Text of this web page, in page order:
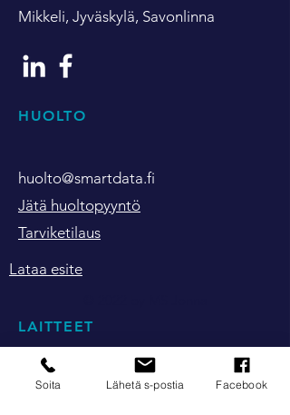
Mikkeli, Jyväskylä, Savonlinna
HUOLTO
huolto@smartdata.fi
Jätä huoltopyyntö
Tarviketilaus
Lataa esite
LAITTEET
Monitoimilaitteet
Etikettien tulostus
Soita Lähetä s-postia Facebook